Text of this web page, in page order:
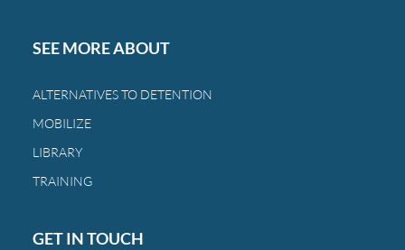
SEE MORE ABOUT
ALTERNATIVES TO DETENTION
MOBILIZE
LIBRARY
TRAINING
GET IN TOUCH